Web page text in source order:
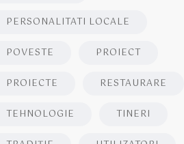
PERSONALITATI LOCALE
POVESTE PROIECT
PROIECTE RESTAURARE
TEHNOLOGIE TINERI